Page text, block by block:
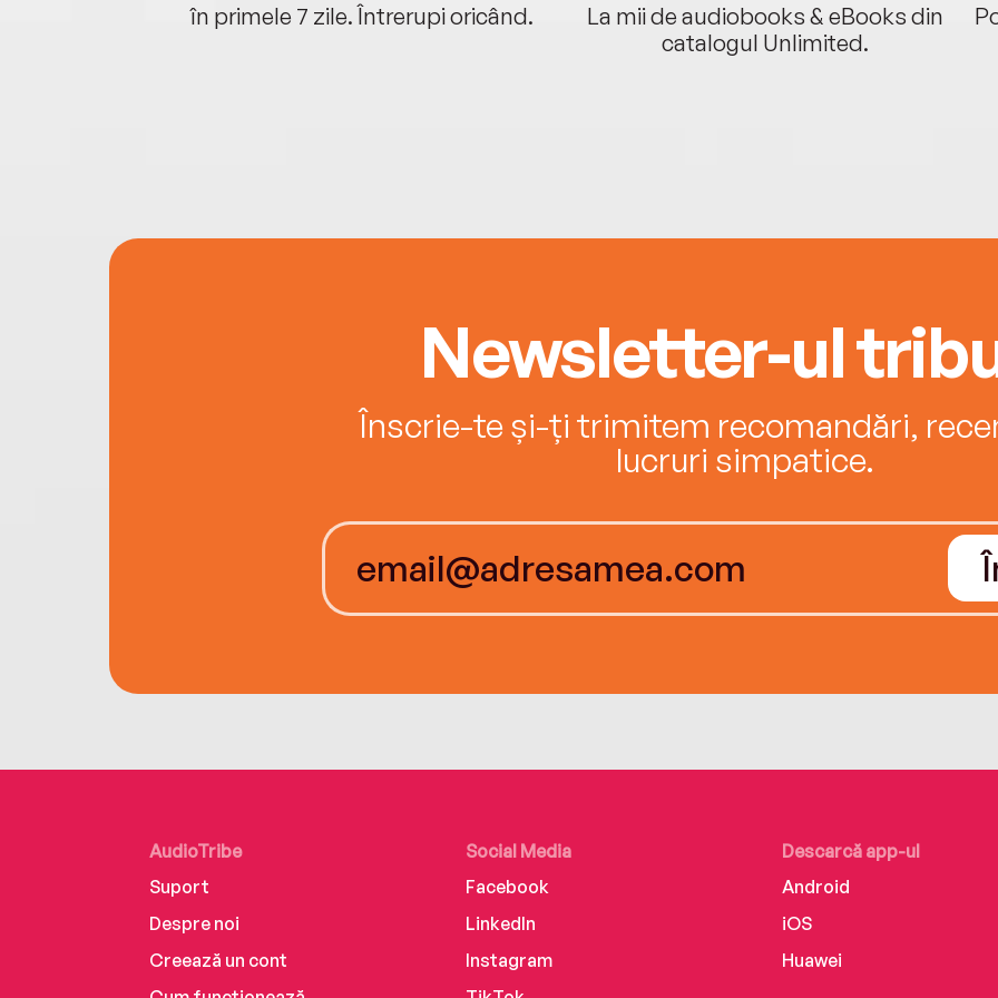
în primele 7 zile. Întrerupi oricând.
La mii de audiobooks & eBooks din
catalogul Unlimited.
Newsletter-ul
Înscrie-te și-ți trimitem recomandări,
lucruri simpatice.
AudioTribe
Suport
Despre noi
Creează un cont
Social Media
Facebook
LinkedIn
Instagram
Descarcă app-ul
Android
iOS
Huawei